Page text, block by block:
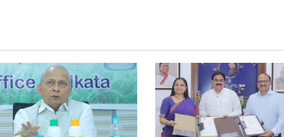
मिलों को दी मंजूरी
ओडिशा के 29.5 लाख किसानों को मिला नैनो उर्वरकों
का लाभ: राज्य मंत्री